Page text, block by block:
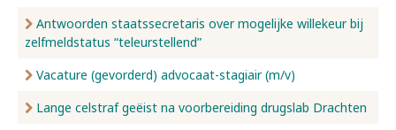
Antwoorden staatssecretaris over mogelijke willekeur bij
zelfmeldstatus “teleurstellend”
Vacature (gevorderd) advocaat-stagiair (m/v)
Lange celstraf geëist na voorbereiding drugslab Drachten